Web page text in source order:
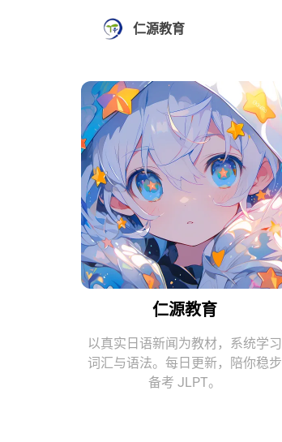
仁源教育
仁源教育
以真实日语新闻为教材，系统学习
词汇与语法。每日更新，陪你稳步
备考 JLPT。